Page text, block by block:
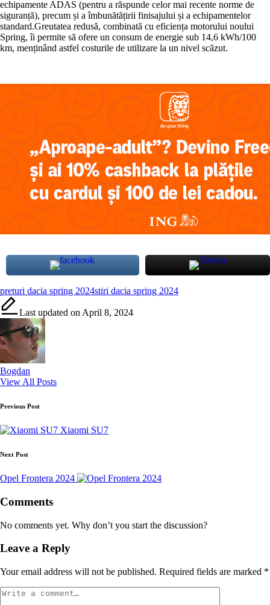
echipamente ADAS (pentru a răspunde celor mai recente norme de
siguranță), precum și a îmbunătățirii finisajului și a echipamentelor
standard.Greutatea redusă, combinată cu eficiența motorului noului
Spring, îi permite să ofere un consum de energie sub 14,6 kWh/100
km, menținând astfel costurile de utilizare la un nivel scăzut.
Tags:
preturi dacia spring 2024stiri dacia spring 2024
Last updated on April 8, 2024
Bogdan
View All Posts
Post
navigation
Previous Post
Xiaomi SU7
Next Post
Opel Frontera 2024
Comments
No comments yet. Why don’t you start the discussion?
Leave a Reply
Your email address will not be published. Required fields are marked *